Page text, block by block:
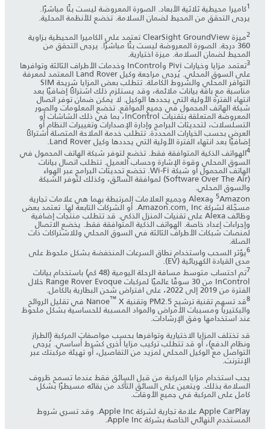
1كاميرا محيطية ثلاثية الأبعاد. الصورة المعروضة ليست بثًا مباشرًا.
يرجى التحقق من المحيط لضمان السلامة. تخضع للأنظمة المحلية.
2 ميزة ClearSight GroundView تعتمد على الكاميرا المحيطية بزاوية
360 درجة. الصورة المعروضة ليست بثًا مباشرًا. يرجى التحقق من
المحيط لضمان السلامة. ميزة اختيارية.
3 تعتمد مزايا وخيارات Pivi وInControl وخدمات الأطراف الثالثة وتوافرها
على السوق المحلي. يُرجى مراجعة وكيل Land Rover المعتمد لمعرفة
التوافر المحلي والشروط الكاملة. تتطلب بعض المزايا شريحة SIM
مناسبة مع باقة بيانات ملائمة، وقد يستلزم ذلك اشتراكًا إضافيًا بعد
انتهاء الفترة الأولية التي يحددها الوكيل. لا يمكن ضمان توفر اتصال
شبكة الهاتف المحمول في جميع المواقع. تخضع المعلومات والصور
المعروضة المتعلقة بتقنيات InControl، بما في ذلك الشاشات أو
التسلسلات، لتحديثات البرامج وإدارة الإصدارات وتغييرات النظام أو
العرض بحسب الخيارات المحددة. تتطلب خدمة الملاحة المتصلة اشتراكًا
إضافيًا بعد انتهاء الفترة الأولية التي يحددها وكيل Land Rover.
4الهواتف الذكية المتوافقة فقط. تخضع لتوفر شبكة الهاتف المحمول في
السوق المحلي وقوة الإشارة وحساب العميل. تتطلب اتصال بيانات
الهاتف المحمول أو شبكة Wi-Fi. تخضع تحديثات البرامج عبر الهواء
(Software Over The Air) لموافقة السائق، وكذلك لتوفر الشبكة
والسوق المحلي.
5 Amazon وAlexa وجميع العلامات المرتبطة بهما هي علامات تجارية
مسجّلة لشركة Amazon.com, Inc. أو الشركات التابعة لها. تعتمد بعض
وظائف Alexa على تقنيات المنزل الذكي. قد تتطلب منتجات إضافية
وإجراءات إعداد خاصة. الهواتف الذكية المتوافقة فقط. يخضع الاتصال
لمنصات شبكات الأطراف الثالثة في السوق المحلي وللاشتراكات ذات
الصلة.
6يؤثر السحب واستخدام نطاق السرعات المنخفضة بشكل ملحوظ على
مدى القيادة الكهربائية (EV).
7 تم احتساب متوسط مسافة الرحلة اليومية (48 كم) باستخدام بيانات
InControl من 30 سوقًا عالميًا لمركبات Range Rover Evoque خلال
الفترة من 2019 إلى 2022، على افتراض شحن البطارية بالكامل.
8قد تسهم تقنية ترشيح PM2.5 وتقنية Nanoe ™ X في تقليل الروائح
والبكتيريا ومسببات الأمراض والمواد المسببة للحساسية بشكل ملحوظ
عند استخدامها وفق الإرشادات.
قد تختلف المزايا الاختيارية وتوافرها بحسب مواصفات المركبة (الطراز
ونظام الدفع)، أو قد تتطلب تركيب مزايا أخرى كشرط أساسي. يُرجى
التواصل مع الوكيل المحلي لمزيد من التفاصيل، أو تهيئة مركبتك عبر
الإنترنت.
يجب استخدام مزايا المركبة من قبل السائق فقط عندما تسمح ظروف
السلامة بذلك. ويتعين على السائق التأكد من بقائه مسيطرًا بشكل
كامل على المركبة في جميع الأوقات.
Apple CarPlay علامة تجارية لشركة Apple Inc. وقد تسري شروط
المستخدم النهائي الخاصة بشركة Apple Inc.